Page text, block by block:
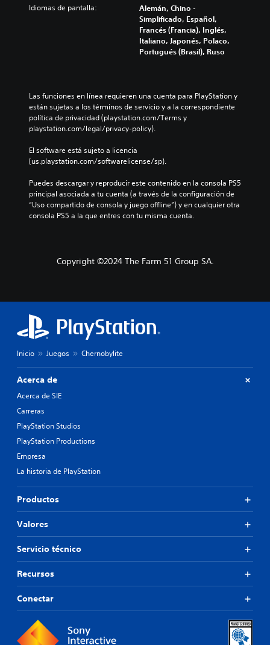
Idiomas de pantalla:
Alemán, Chino -
Simplificado, Español,
Francés (Francia), Inglés,
Italiano, Japonés, Polaco,
Portugués (Brasil), Ruso
Las funciones en línea requieren una cuenta para PlayStation y
están sujetas a los términos de servicio y a la correspondiente
política de privacidad (playstation.com/Terms y
playstation.com/legal/privacy-policy).
El software está sujeto a licencia
(us.playstation.com/softwarelicense/sp).
Puedes descargar y reproducir este contenido en la consola PS5
principal asociada a tu cuenta (a través de la configuración de
“Uso compartido de consola y juego offline”) y en cualquier otra
consola PS5 a la que entres con tu misma cuenta.
Copyright ©2024 The Farm 51 Group SA.
Inicio Juegos Chernobylite
Acerca de
Acerca de SIE
Carreras
PlayStation Studios
PlayStation Productions
Empresa
La historia de PlayStation
Productos
Valores
Servicio técnico
Recursos
Conectar